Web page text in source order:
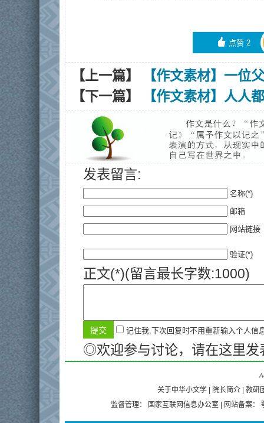
󰄼 点赞 2
【上一篇】
【作文素材】一位
【下一篇】
【作文素材】人人
发表留言:
名称(*)
邮箱
网站链接
验证(*)
正文(*)(留言最长字数:1000)
记住我,下次回复时不用重新输入个人信
◎欢迎参与讨论，请在这里发
关于中华小文学 院长简介
教研
监督管理：
国家互联网信息办公室 | 网站备案：